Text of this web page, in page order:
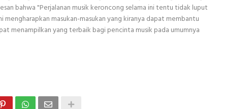
bahwa "Perjalanan musik keroncong selama ini tentu tidak luput
masukan-masukan yang kiranya dapat membantu
menampilkan yang terbaik bagi pencinta musik pada umumnya